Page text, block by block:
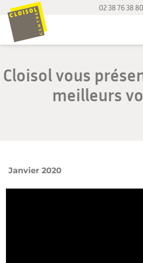
Passer
au
contenu
02 38 76 38 80
Cloisol vous
meilleurs
Janvier 2020